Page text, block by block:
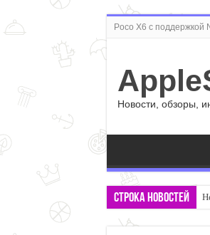
Poco X6 с поддержкой
Новости, обзоры,
Строка новостей